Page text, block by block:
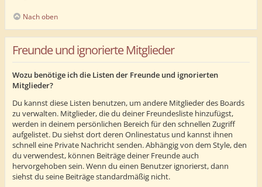
Nach oben
Freunde und ignorierte Mitglieder
Wozu benötige ich die Listen der Freunde und ignorierten
Mitglieder?
Du kannst diese Listen benutzen, um andere Mitglieder des Boards
zu verwalten. Mitglieder, die du deiner Freundesliste hinzufügst,
werden in deinem persönlichen Bereich für den schnellen Zugriff
aufgelistet. Du siehst dort deren Onlinestatus und kannst ihnen
schnell eine Private Nachricht senden. Abhängig von dem Style, den
du verwendest, können Beiträge deiner Freunde auch
hervorgehoben sein. Wenn du einen Benutzer ignorierst, dann
siehst du seine Beiträge standardmäßig nicht.